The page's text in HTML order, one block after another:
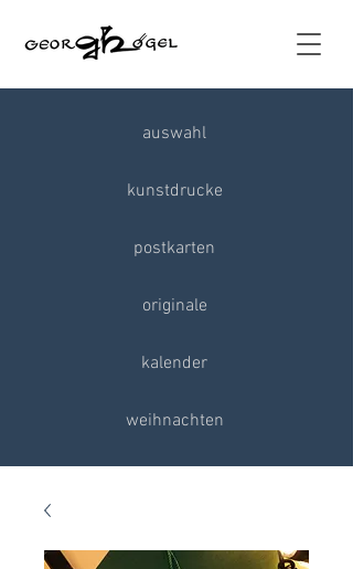
auswahl
kunstdrucke
postkarten
originale
kalender
weihnachten